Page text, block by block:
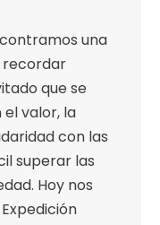
una
recordar
que se
valor, la
con las
superar las
Hoy nos